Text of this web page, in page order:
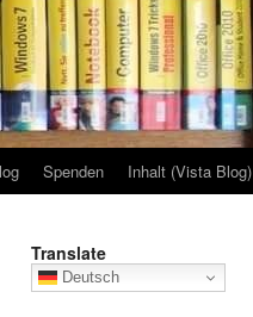
Spenden Inhalt (Vista Blog)
Translate
Deutsch